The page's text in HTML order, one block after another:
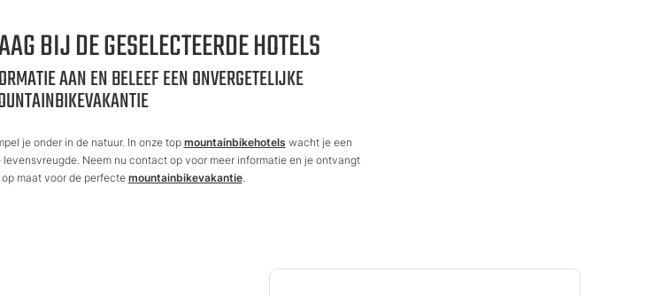
BIJ DE GESELECTEERDE HOTELS
AAN EN BELEEF EEN ONVERGETELIJKE
je onder in de natuur. In onze top mountainbikehotels wacht je een
Neem nu contact op voor meer informatie en je ontvangt
maat voor de perfectemountainbikevakantie.